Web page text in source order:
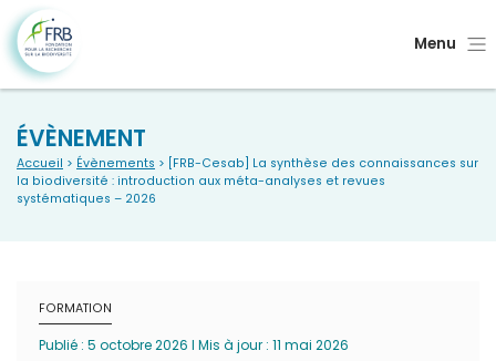
Menu
ÉVÈNEMENT
Accueil > Évènements > [FRB-Cesab] La synthèse des connaissances sur
la biodiversité : introduction aux méta-analyses et revues
systématiques – 2026
FORMATION
Publié : 5 octobre 2026 I Mis à jour : 11 mai 2026